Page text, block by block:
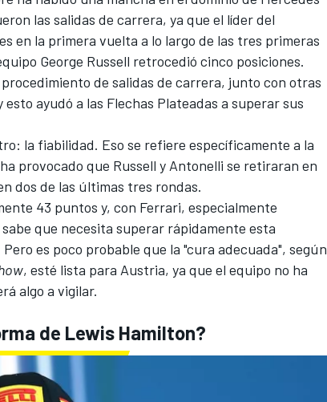
las salidas de carrera, ya que el líder del
en la primera vuelta a lo largo de las tres primeras
George Russell retrocedió cinco posiciones.
de salidas de carrera, junto con otras
ayudó a las Flechas Plateadas a superar sus
la fiabilidad. Eso se refiere específicamente a la
provocado que Russell y Antonelli se retiraran en
dos de las últimas tres rondas.
43 puntos y, con Ferrari, especialmente
que necesita superar rápidamente esta
es poco probable que la "cura adecuada", según
, esté lista para Austria, ya que el equipo no ha
algo a vigilar.
de Lewis Hamilton?